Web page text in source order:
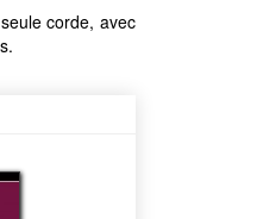
corde, avec